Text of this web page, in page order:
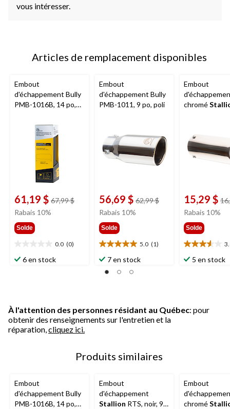
vous intéresser.
Articles de remplacement disponibles
Embout
d'échappement Bully
PMB-1016B, 14 po,
61,19 $ 67,99 $prix
Rabais 10%
Solde
0.0 (0)
étoile(s)
6 en stock
Embout
d'échappement Bully
PMB-1011, 9 po, poli
56,69 $ 62,99 $prix
Rabais 10%
Solde
5.0 (1)
5.0
étoile(s)
sur
7 en stock
Embout
chromé
15,29 $
Rabais 10%
Solde
3.6
étoile(s)
5 en stock
À l'attention des personnes résidant au Québec: pour
obtenir des renseignements sur l'entretien et la
réparation, cliquez ici.
Produits similaires
Embout
d'échappement Bully
PMB-1016B, 14 po,
Embout
d'échappement
Stallion RTS, noir, 9
Embout
chromé